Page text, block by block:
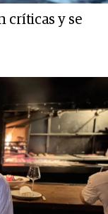
críticas y se